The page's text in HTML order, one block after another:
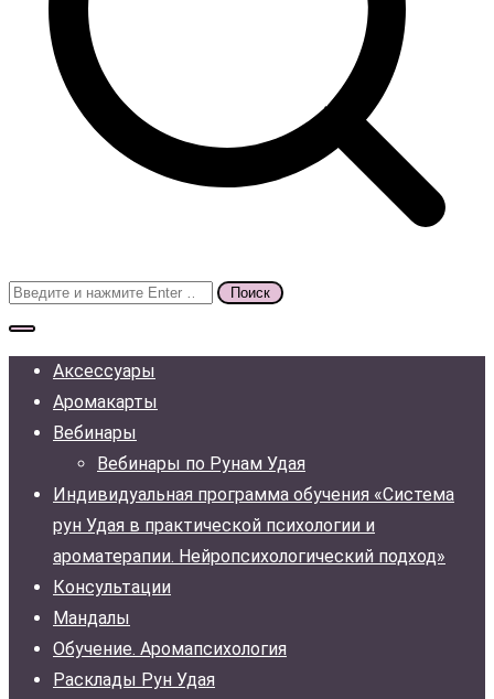
Поиск
для:
Аксессуары
Аромакарты
Вебинары
Вебинары по Рунам Удая
Индивидуальная программа обучения «Система
рун Удая в практической психологии и
ароматерапии. Нейропсихологический подход»
Консультации
Мандалы
Обучение. Аромапсихология
Расклады Рун Удая